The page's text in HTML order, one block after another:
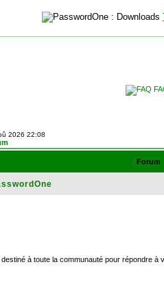
2026 22:08
Forum
à toute la communauté pour répondre